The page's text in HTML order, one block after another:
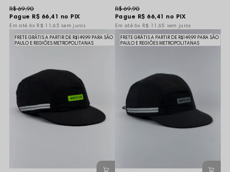
Pague R$ 66,41 no PIX
R$ 69,90
6x R$ 11,65 sem juros
Pague R$ 66,41 no PIX
R$ 69,90
6x R$ 11,65 sem juros
FRETE GRÁTIS A PARTIR DE R$149,99 PARA SÃO
PAULO E REGIÕES METROPOLITANAS
FRETE GRÁTIS A PARTIR DE R$149,99 PARA SÃO
PAULO E REGIÕES METROPOLITANAS